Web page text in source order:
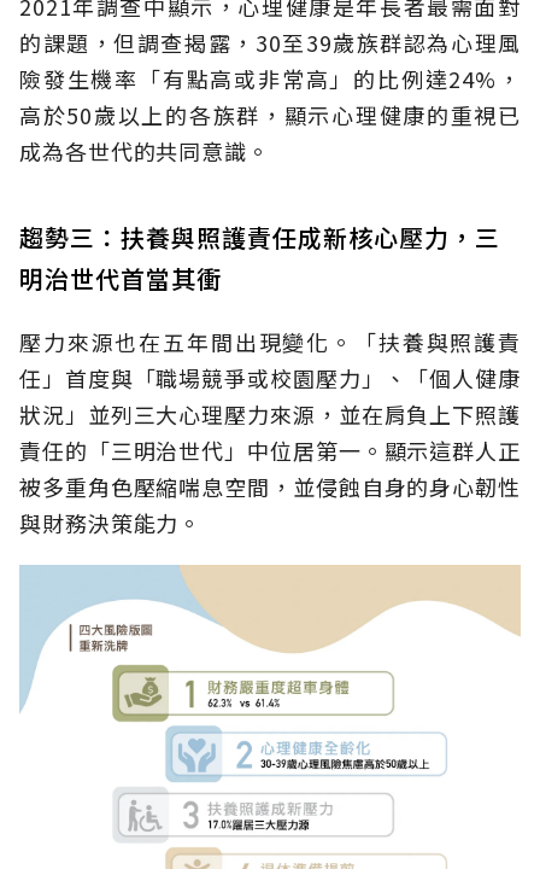
2021年調查中顯示，心理健康是年長者最需面對
的課題，但調查揭露，30至39歲族群認為心理風
險發生機率「有點高或非常高」的比例達24%，
高於50歲以上的各族群，顯示心理健康的重視已
成為各世代的共同意識。
趨勢三：扶養與照護責任成新核心壓力，三
明治世代首當其衝
壓力來源也在五年間出現變化。「扶養與照護責
任」首度與「職場競爭或校園壓力」、「個人健康
狀況」並列三大心理壓力來源，並在肩負上下照護
責任的「三明治世代」中位居第一。顯示這群人正
被多重角色壓縮喘息空間，並侵蝕自身的身心韌性
與財務決策能力。